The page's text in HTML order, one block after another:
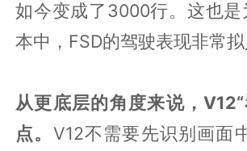
如今变成了3000行。这也是
本中，FSD的驾驶表现非常拟
从更底层的角度来说，
点。 V12不需要先识别画面